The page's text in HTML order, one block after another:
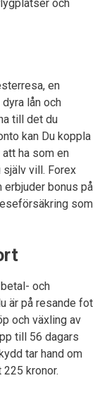
och
en
lån och
till det du
kan Du koppla
ha som en
själv vill. Forex
bonus på
som
och
är på resande fot
och växling av
till 56 dagars
tar hand om
kronor.